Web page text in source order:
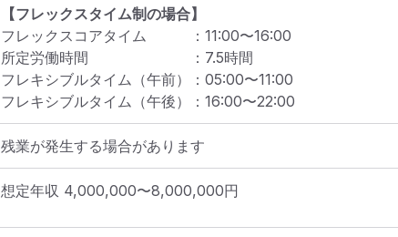
【フレックスタイム制の場合】
フレックスコアタイム
： 11:00〜16:00
所定労働時間
： 7.5時間
フレキシブルタイム（午前）
： 05:00〜11:00
フレキシブルタイム（午後）
： 16:00〜22:00
残業が発生する場合があります
想定年収 4,000,000〜8,000,000円